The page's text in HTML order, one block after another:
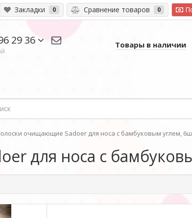
Закладки 0 Сравнение товаров 0
29 36 Товары в наличии
очищающие Sadoer для носа с бамбуковым углем,
для носа с